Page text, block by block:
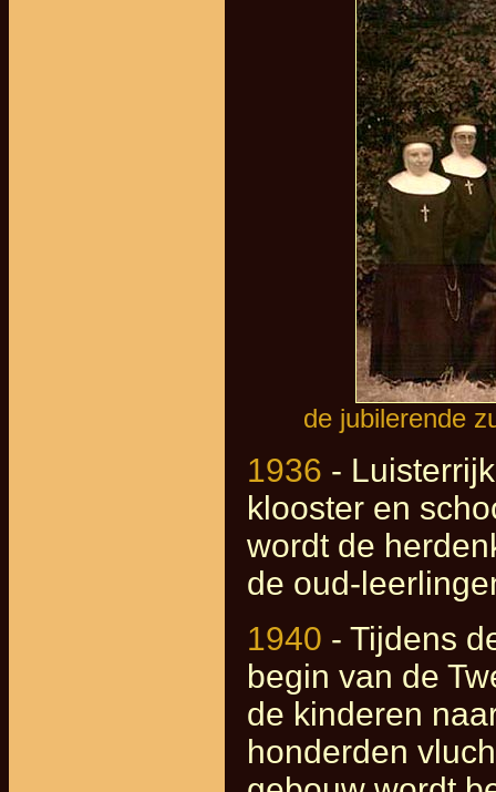
de jubilerende
1936 -
klooster en
wordt de
de oud-
1940 - Tijdens
begin van de
de kinderen
honderden